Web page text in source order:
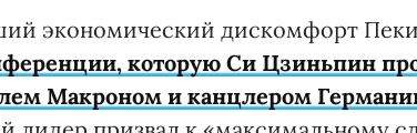
экономический дискомфорт
которую Си Цзиньпин
Макроном и канцлером